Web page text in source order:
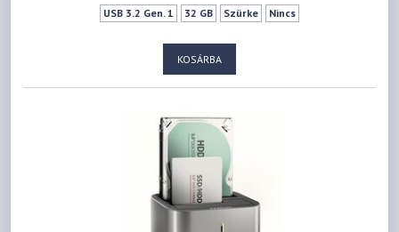
USB 3.2 Gen. 1 32 GB Szürke Nincs
KOSÁRBA